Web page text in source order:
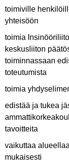
toimiville
yhteisöön
toimia
keskusliiton
toiminnassaan
toteutumista
toimia
edistää ja tukea
tavoitteita
vaikuttaa
mukaisesti